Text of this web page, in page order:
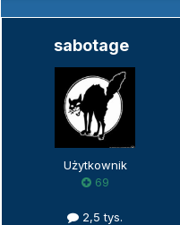
sabotage
Użytkownik
69
2,5 tys.